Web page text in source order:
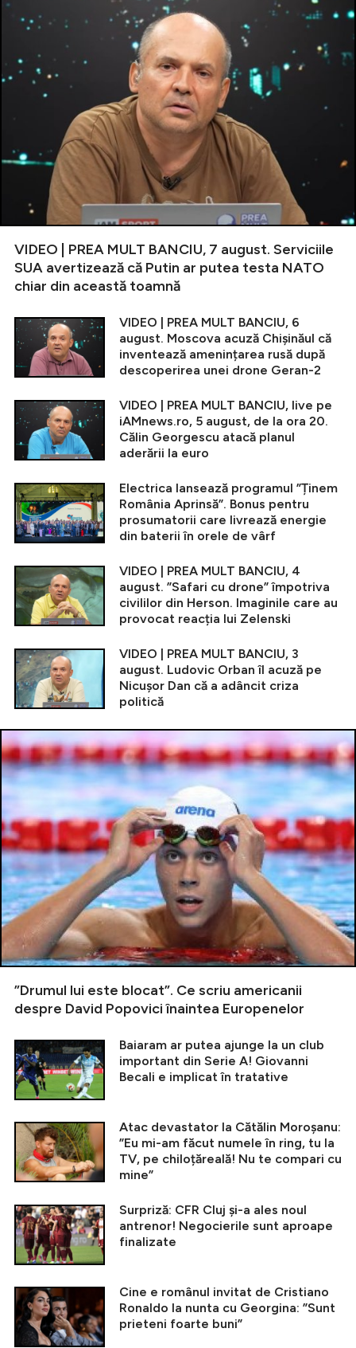
VIDEO | PREA MULT BANCIU, 7 august. Serviciile
SUA avertizează că Putin ar putea testa NATO
chiar din această toamnă
VIDEO | PREA MULT BANCIU, 6
august. Moscova acuză Chișinăul că
inventează amenințarea rusă după
descoperirea unei drone Geran-2
VIDEO | PREA MULT BANCIU, live pe
iAMnews.ro, 5 august, de la ora 20.
Călin Georgescu atacă planul
aderării la euro
Electrica lansează programul ”Ținem
România Aprinsă”. Bonus pentru
prosumatorii care livrează energie
din baterii în orele de vârf
VIDEO | PREA MULT BANCIU, 4
august. ”Safari cu drone” împotriva
civililor din Herson. Imaginile care au
provocat reacția lui Zelenski
VIDEO | PREA MULT BANCIU, 3
august. Ludovic Orban îl acuză pe
Nicușor Dan că a adâncit criza
politică
”Drumul lui este blocat”. Ce scriu americanii
despre David Popovici înaintea Europenelor
Baiaram ar putea ajunge la un club
important din Serie A! Giovanni
Becali e implicat în tratative
Atac devastator la Cătălin Moroșanu:
”Eu mi-am făcut numele în ring, tu la
TV, pe chiloțăreală! Nu te compari cu
mine”
Surpriză: CFR Cluj și-a ales noul
antrenor! Negocierile sunt aproape
finalizate
Cine e românul invitat de Cristiano
Ronaldo la nunta cu Georgina: ”Sunt
prieteni foarte buni”